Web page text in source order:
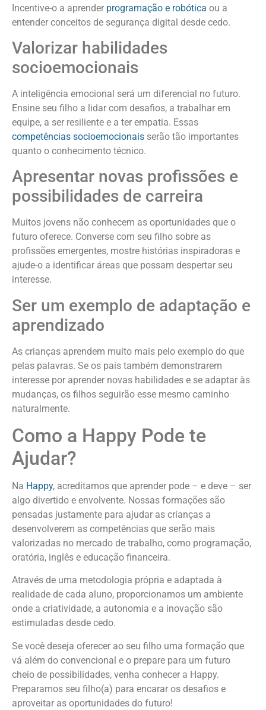
Incentive-o a aprender programação e robótica ou a
entender conceitos de segurança digital desde cedo.
Valorizar habilidades
socioemocionais
A inteligência emocional será um diferencial no futuro.
Ensine seu filho a lidar com desafios, a trabalhar em
equipe, a ser resiliente e a ter empatia. Essas
competências socioemocionais serão tão importantes
quanto o conhecimento técnico.
Apresentar novas profissões e
possibilidades de carreira
Muitos jovens não conhecem as oportunidades que o
futuro oferece. Converse com seu filho sobre as
profissões emergentes, mostre histórias inspiradoras e
ajude-o a identificar áreas que possam despertar seu
interesse.
Ser um exemplo de adaptação e
aprendizado
As crianças aprendem muito mais pelo exemplo do que
pelas palavras. Se os pais também demonstrarem
interesse por aprender novas habilidades e se adaptar às
mudanças, os filhos seguirão esse mesmo caminho
naturalmente.
Como a Happy Pode te
Ajudar?
Na Happy, acreditamos que aprender pode – e deve – ser
algo divertido e envolvente. Nossas formações são
pensadas justamente para ajudar as crianças a
desenvolverem as competências que serão mais
valorizadas no mercado de trabalho, como programação,
oratória, inglês e educação financeira.
Através de uma metodologia própria e adaptada à
realidade de cada aluno, proporcionamos um ambiente
onde a criatividade, a autonomia e a inovação são
estimuladas desde cedo.
Se você deseja oferecer ao seu filho uma formação que
vá além do convencional e o prepare para um futuro
cheio de possibilidades, venha conhecer a Happy.
Preparamos seu filho(a) para encarar os desafios e
aproveitar as oportunidades do futuro!